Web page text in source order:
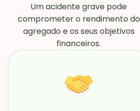
Um acidente grave pode
comprometer o rendimento do
agregado e os seus objetivos
financeiros.